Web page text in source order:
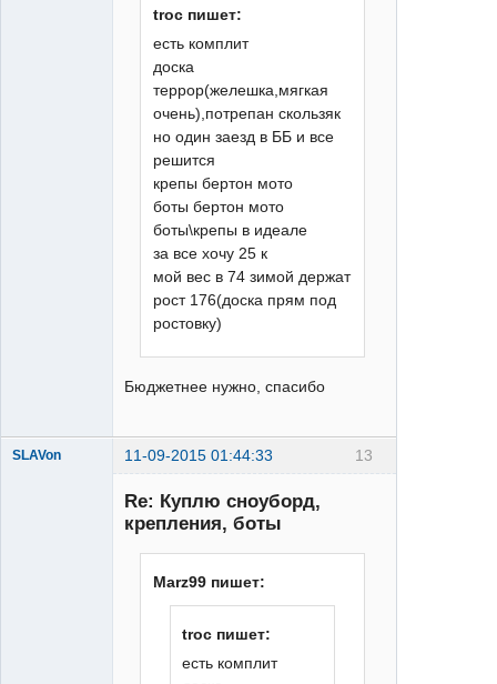
troc пишет:
есть комплит
доска
террор(желешка,мягкая
очень),потрепан скользяк
но один заезд в ББ и все
решится
крепы бертон мото
боты бертон мото
боты\крепы в идеале
за все хочу 25 к
мой вес в 74 зимой держат
рост 176(доска прям под
ростовку)
Бюджетнее нужно, спасибо
13
SLAVon 11-09-2015 01:44:33
Re: Куплю сноуборд,
крепления, боты
Marz99 пишет:
troc пишет:
есть комплит